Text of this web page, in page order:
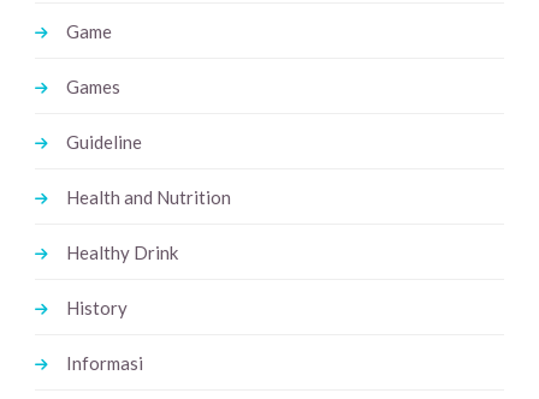
Game
Games
Guideline
Health and Nutrition
Healthy Drink
History
Informasi